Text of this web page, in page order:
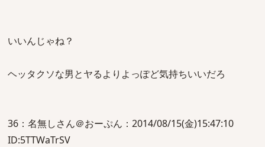
いいんじゃね？
ヘッタクソな男とヤるよりよっぽど気持ちいいだろ
36：名無しさん＠おーぷん：2014/08/15(金)15:47:10
ID:5TTWaTrSV